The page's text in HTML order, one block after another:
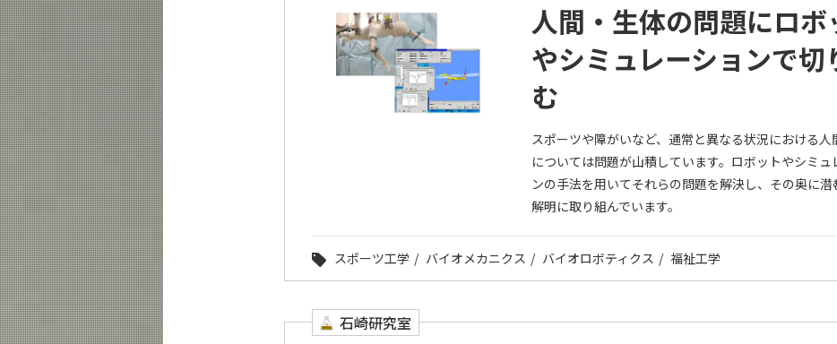
人間・生体の問題にロボ
やシミュレーションで切
む
スポーツや障がいなど、通常と異なる状況における人
については問題が山積しています。ロボットやシミュ
ンの手法を用いてそれらの問題を解決し、その奥に潜
解明に取り組んでいます。
スポーツ工学 バイオメカニクス バイオロボティクス 福祉工学
石崎研究室